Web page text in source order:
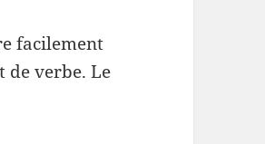
facilement
de verbe. Le